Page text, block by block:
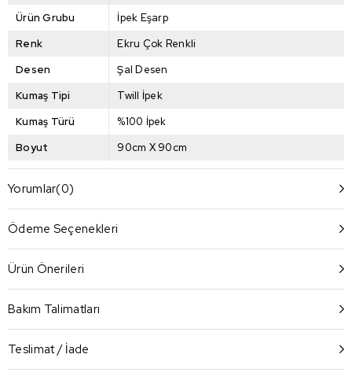
Ürün Grubu
İpek Eşarp
Renk
Ekru Çok Renkli
Desen
Şal Desen
Kumaş Tipi
Twill İpek
Kumaş Türü
%100 İpek
Boyut
90cm X 90cm
Yorumlar(0)
Ödeme Seçenekleri
Ürün Önerileri
Bakım Talimatları
Teslimat / İade